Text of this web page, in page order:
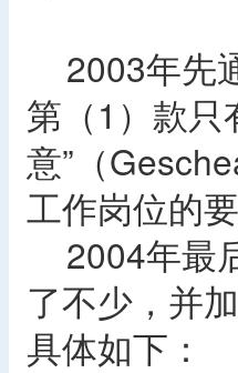
2003年先
第（1）款只
意”（
工作岗位的要
2004年最
了不少，并
具体如下：